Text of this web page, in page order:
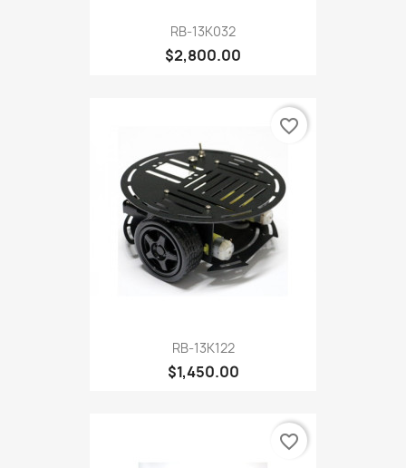
RB-13K032
$2,800.00
RB-13K122
$1,450.00
favorite_border
favorite_border